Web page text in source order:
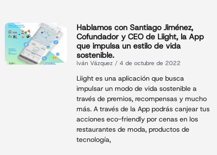
Hablamos con Santiago Jiménez,
Cofundador y CEO de Liight, la App
que impulsa un estilo de vida
sostenible.
Iván Vázquez 4 de octubre de 2022
Liight es una aplicación que busca
impulsar un modo de vida sostenible a
través de premios, recompensas y mucho
más. A través de la App podrás canjear tus
acciones eco-friendly por cenas en los
restaurantes de moda, productos de
tecnología,